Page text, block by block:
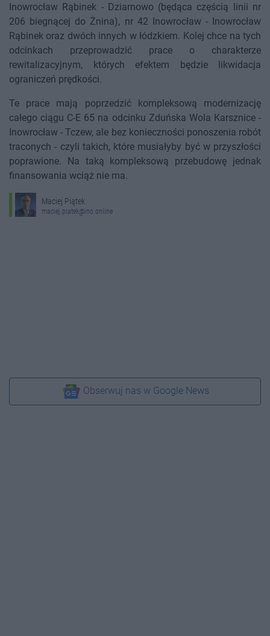
Inowrocław Rąbinek - Dziarnowo (będąca częścią linii nr
206 biegnącej do Żnina), nr 42 Inowrocław - Inowrocław
Rąbinek oraz dwóch innych w łódzkiem. Kolej chce na tych
odcinkach przeprowadzić prace o charakterze
rewitalizacyjnym, których efektem będzie likwidacja
ograniczeń prędkości.
Te prace mają poprzedzić kompleksową modernizację
całego ciągu C-E 65 na odcinku Zduńska Wola Karsznice -
Inowrocław - Tczew, ale bez konieczności ponoszenia robót
traconych - czyli takich, które musiałyby być w przyszłości
poprawione. Na taką kompleksową przebudowę jednak
finansowania wciąż nie ma.
Maciej Piątek
maciej.piatek@ino.online
Obserwuj nas w Google News